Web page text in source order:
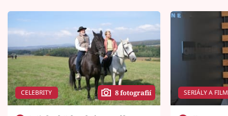
CELEBRITY 8 fotografií SERIÁLY A